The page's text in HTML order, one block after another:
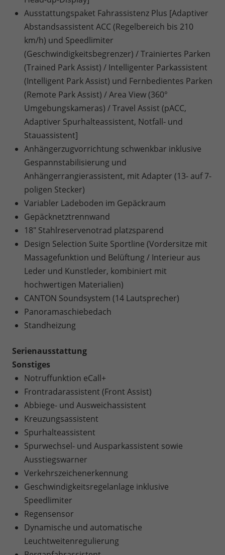
Ausstattungspaket Fahrassistenz Plus [Adaptiver
Abstandsassistent ACC (Regelbereich bis 210
km/h) und Speedlimiter
(Geschwindigkeitsbegrenzer) / Trainiertes Parken
(Trained Park Assist) / Intelligenter Parkassistent
(Intelligent Park Assist) und Fernbedientes Parken
(Remote Park Assist) / Area View (360°
Umgebungskameras) / Travel Assist (pACC,
Adaptiver Spurhalteassistent, Notfall- und
Stauassistent]
Anhängerzugvorrichtung schwenkbar inklusive
Gespannstabilisierung und
Anhängerrangierassistent, mit Adapter (13- auf 7-
poligen Stecker)
Variabler Ladeboden im Gepäckraum
Gepäcknetztrennwand
18" Stahlreservenotrad platzsparend
Design Selection Suite Sportline (Vordersitze mit
Massagefunktion und Belüftung / Interieur aus
Leder und Kunstleder, kombiniert mit
hochwertigen Materialien)
CANTON Soundsystem (14 Lautsprecher)
Panoramaschiebedach
Standheizung
Serienausstattung
Sonstiges
Notruffunktion eCall+
Frontradarassistent (Front Assist)
Abbiege- und Ausweichassistent
Kreuzungsassistent
Spurhalteassistent
Spurwechsel- und Ausparkassistent sowie
Ausstiegswarner
Verkehrszeichenerkennung
Geschwindigkeitsregelanlage inklusive
Speedlimiter
Regensensor
Dynamische und automatische
Leuchtweitenregulierung